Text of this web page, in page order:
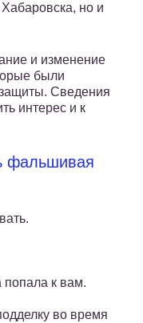
но и
и изменение
были
Сведения
интерес и к
фальшивая
попала к вам.
во время